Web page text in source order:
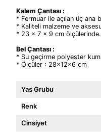
Kalem Çantası :
* Fermuar ile açılan üç ana
* Kaliteli malzeme ve
* 23 x 7 x 9 cm ölçülerinde.
Bel Çantası :
* Su geçirme polyester
* Ölçüler : 28x12x6 cm
Yaş Grubu
Renk
Cinsiyet